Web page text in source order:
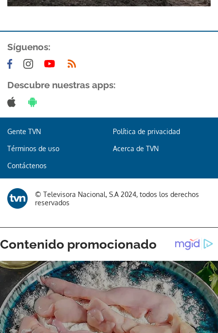
Síguenos:
Descubre nuestras apps:
Gente TVN Política de privacidad
Términos de uso Acerca de TVN
Contáctenos
© Televisora Nacional, S.A 2024, todos los derechos
reservados